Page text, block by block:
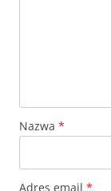
Nazwa *
Adres email *